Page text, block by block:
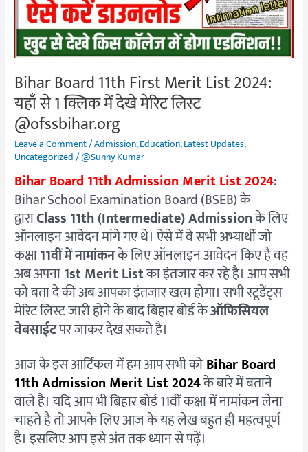
Bihar Board 11th First Merit List 2024:
यहाँ से 1 क्लिक में देखे मेरिट लिस्ट
@ofssbihar.org
Leave a Comment/Admission,Education,Latest Updates,
Uncategorized/@Sunny Kumar
Bihar Board 11th Admission Merit List 2024:
Bihar School Examination Board (BSEB)के
द्वाराClass 11th (Intermediate) Admissionकेलिए
ऑनलाइनआवेदनमांगेगएथे। ऐसेमेंवेसभीअभ्यार्थीजो
कक्षा11वींमेंनामांकनकेलिएऑनलाइनआवेदनकिएहैवह
अबअपना1st Merit Listकाइंतजारकररहेहै। आपसभी
कोबतादेकीअबआपकाइंतजारखत्महोगा। सभीस्टूडेंट्स
मेरिटलिस्टजारीहोनेकेबादबिहारबोर्डकेऑफिसियल
वेबसाईटपरजाकरदेखसकतेहै।
आज के इस आर्टिकल में हम आप सभी कोBihar Board
11thAdmission Merit List 2024के बारे में बताने
वाले है। यदि आप भी बिहार बोर्ड 11वीं कक्षा में नामांकन लेना
चाहते है तो आपके लिए आज के यह लेख बहुत ही महत्वपूर्ण
है। इसलिए आप इसे अंत तक ध्यान से पढ़ें।
2024:
यहाँ
क्लिक
में
देखे
मेरिट
लिस्ट
@ofssbihar.org